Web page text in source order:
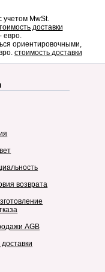
MwSt.
доставки
евро.
ориентировочными,
стоимость доставки
возврата
AGB